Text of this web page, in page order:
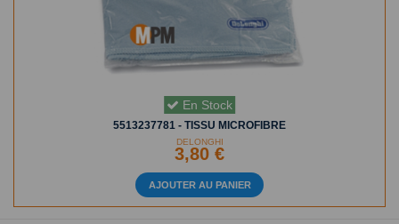
En Stock
5513237781 - TISSU MICROFIBRE
DELONGHI
3,80 €
AJOUTER AU PANIER